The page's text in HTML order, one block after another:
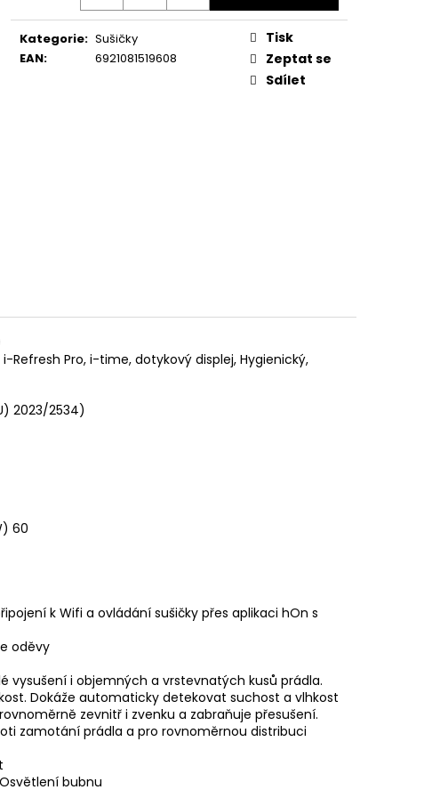
Kategorie: Sušičky
EAN: 6921081519608
Tisk
Zeptat se
Sdílet
Refresh Pro, i-time, dotykový displej, Hygienický,
2023/2534)
60
k Wifi a ovládání sušičky přes aplikaci hOn s
oděvy
vysušení i objemných a vrstevnatých kusů prádla.
Dokáže automaticky detekovat suchost a vlhkost
zevnitř i zvenku a zabraňuje přesušení.
zamotání prádla a pro rovnoměrnou distribuci
bubnu